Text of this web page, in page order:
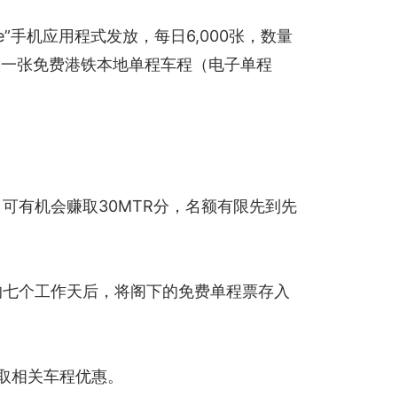
手机应用程式发放，每日6,000张，数量
张免费港铁本地单程车程（电子单程
有机会赚取30MTR分，名额有限先到先
个工作天后，将阁下的免费单程票存入
关车程优惠。